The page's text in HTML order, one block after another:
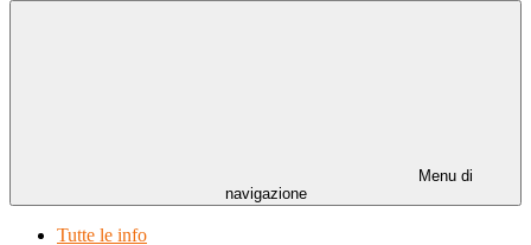
Menu di
navigazione
Tutte le info